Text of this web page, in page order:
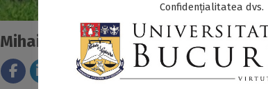
Mihai Răzvan Niţă
Confidențialitatea dvs.